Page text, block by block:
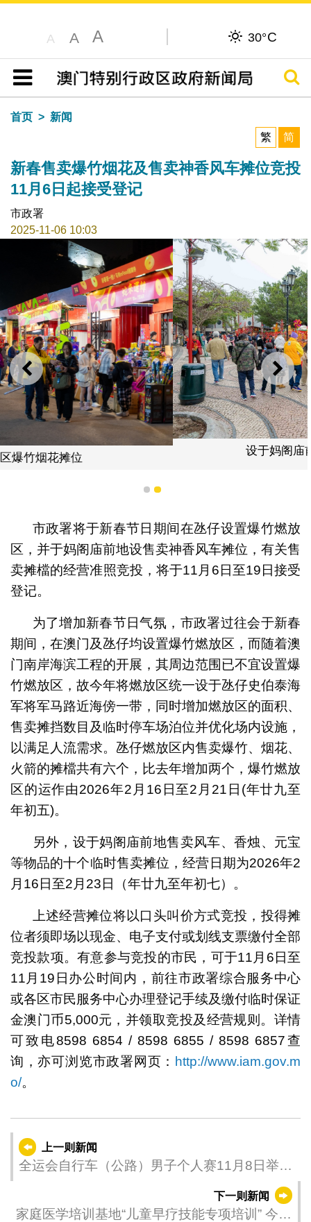
A A A 30°C
目录
搜寻
首页
新闻
繁
简
新春售卖爆竹烟花及售卖神香风车摊位竞投
11月6日起接受登记
市政署
2025-11-06 10:03
上一则 下一
设于妈阁庙前地之神香风车摊位
1 2
市政署将于新春节日期间在氹仔设置爆竹燃放
区，并于妈阁庙前地设售卖神香风车摊位，有关售
卖摊檔的经营准照竞投，将于11月6日至19日接受
登记。
为了增加新春节日气氛，市政署过往会于新春
期间，在澳门及氹仔均设置爆竹燃放区，而随着澳
门南岸海滨工程的开展，其周边范围已不宜设置爆
竹燃放区，故今年将燃放区统一设于氹仔史伯泰海
军将军马路近海傍一带，同时增加燃放区的面积、
售卖摊挡数目及临时停车场泊位并优化场内设施，
以满足人流需求。氹仔燃放区内售卖爆竹、烟花、
火箭的摊檔共有六个，比去年增加两个，爆竹燃放
区的运作由2026年2月16日至2月21日(年廿九至
年初五)。
另外，设于妈阁庙前地售卖风车、香烛、元宝
等物品的十个临时售卖摊位，经营日期为2026年2
月16日至2月23日（年廿九至年初七）。
上述经营摊位将以口头叫价方式竞投，投得摊
位者须即场以现金、电子支付或划线支票缴付全部
竞投款项。有意参与竞投的市民，可于11月6日至
11月19日办公时间内，前往市政署综合服务中心
或各区市民服务中心办理登记手续及缴付临时保证
金澳门币5,000元，并领取竞投及经营规则。详情
可致电8598 6854 / 8598 6855 / 8598 6857查
询，亦可浏览市政署网页： http://www.iam.gov.m
o/。
上一则新闻
全运会自行车（公路）男子个人赛11月8日举行
下一则新闻
家庭医学培训基地“儿童早疗技能专项培训” 今